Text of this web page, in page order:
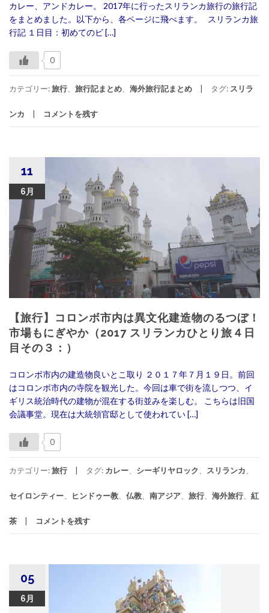
カレー、アンドカレー。 2017年に行ったスリランカ旅行の旅行記
をまとめました。以下から、各ページに飛べます。 スリランカ旅
行記 １日目：初めてのビ […]
0
カテゴリー:旅行、 旅行記まとめ、 海外旅行記まとめ タグ: スリラ
ンカ コメントを残す
11
6月
【旅行】コロンボ市内は異文化建造物のるつぼ！
市場もにぎやか（2017 スリランカひとり旅４日
目その３：）
コロンボ市内の建造物良いとこ取り ２０１７年７月１９日。前回
はコロンボ市内の寺院を観光した。今回は車で街を流しつつ、イ
ギリス統治時代の建物が混在する街並みを楽しむ。 こちらは旧国
会議事堂。現在は大統領官邸として使われてい […]
0
カテゴリー:旅行 タグ: カレー シーギリヤロック スリランカ
セイロンティー ヒンドゥー教 仏教 南アジア 旅行 海外旅行 紅
茶 コメントを残す
05
6月